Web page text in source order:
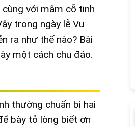
với mâm cỗ tinh
trong ngày lễ Vu
ra như thế nào? Bài
một cách chu đáo.
thường chuẩn bị hai
bày tỏ lòng biết ơn